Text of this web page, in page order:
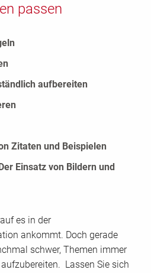
passen
aufbereiten
Zitaten und Beispielen
Einsatz von Bildern und
es in der
ankommt. Doch gerade
schwer, Themen immer
Lassen Sie sich